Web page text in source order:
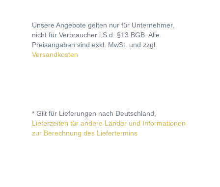
Unsere Angebote gelten nur für Unternehmer,
nicht für Verbraucher i.S.d. §13 BGB. Alle
Preisangaben sind exkl. MwSt. und zzgl.
Versandkosten
* Gilt für Lieferungen nach Deutschland,
Lieferzeiten für andere Länder und Informationen
zur Berechnung des Liefertermins